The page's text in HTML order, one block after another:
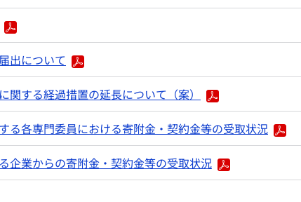
出について
関する経過措置の延長について（案）
る各専門委員における寄附金・契約金等の受取状況
企業からの寄附金・契約金等の受取状況